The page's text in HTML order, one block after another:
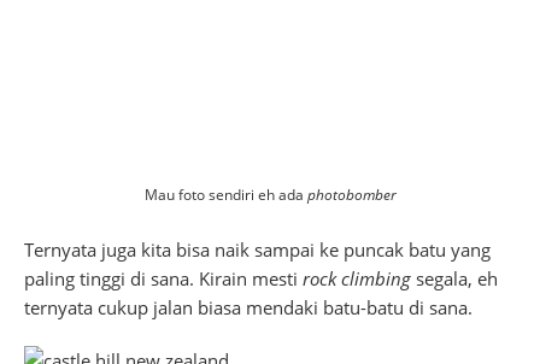
Mau foto sendiri eh ada photobomber
Ternyata juga kita bisa naik sampai ke puncak batu yang
paling tinggi di sana. Kirain mesti rock climbing segala, eh
ternyata cukup jalan biasa mendaki batu-batu di sana.